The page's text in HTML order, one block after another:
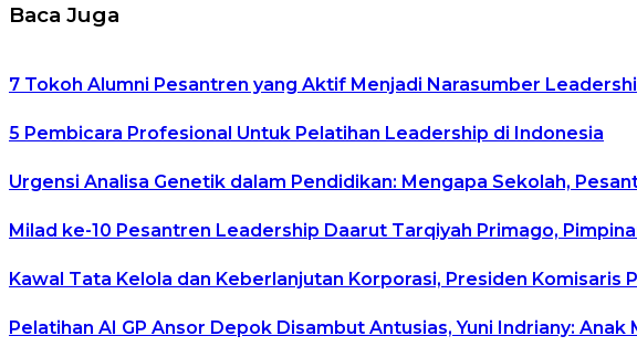
Baca Juga
7 Tokoh Alumni Pesantren yang Aktif Menjadi Narasumber
5 Pembicara Profesional Untuk Pelatihan Leadership di Indonesia
Urgensi Analisa Genetik dalam Pendidikan: Mengapa Sekolah,
Milad ke-10 Pesantren Leadership Daarut Tarqiyah Primago,
Kawal Tata Kelola dan Keberlanjutan Korporasi, Presiden Komisaris
Pelatihan AI GP Ansor Depok Disambut Antusias, Yuni Indriany: